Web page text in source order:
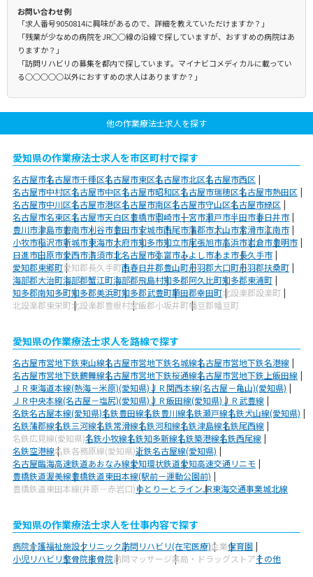
お問い合わせ例
「求人番号9050814に興味があるので、詳細を教えていただけますか？」
「残業が少なめの病院をJR○○線の沿線で探していますが、おすすめの病院はあ
りますか？」
「訪問リハビリの募集を都内で探しています。マイナビコメディカルに載ってい
る○○○○○以外におすすめの求人はありますか？」
他の作業療法士求人を探す
愛知県の作業療法士求人を市区町村で探す
名古屋市名古屋市千種区名古屋市東区名古屋市北区名古屋市西区
名古屋市中村区名古屋市中区名古屋市昭和区名古屋市瑞穂区名古屋市熱田区
名古屋市中川区名古屋市港区名古屋市南区名古屋市守山区名古屋市緑区
名古屋市名東区名古屋市天白区豊橋市岡崎市一宮市瀬戸市半田市春日井市
豊川市津島市碧南市刈谷市豊田市安城市西尾市蒲郡市犬山市常滑市江南市
小牧市稲沢市新城市東海市大府市知多市知立市尾張旭市高浜市岩倉市豊明市
日進市田原市愛西市清須市北名古屋市弥富市みよし市あま市長久手市
愛知郡東郷町愛知郡長久手町西春日井郡豊山町丹羽郡大口町丹羽郡扶桑町
海部郡大治町海部郡蟹江町海部郡飛島村知多郡阿久比町知多郡東浦町
知多郡南知多町知多郡美浜町知多郡武豊町額田郡幸田町北設楽郡設楽町
北設楽郡東栄町北設楽郡豊根村宝飯郡小坂井町幡豆郡幡豆町
愛知県の作業療法士求人を路線で探す
名古屋市営地下鉄東山線名古屋市営地下鉄名城線名古屋市営地下鉄名港線
名古屋市営地下鉄鶴舞線名古屋市営地下鉄桜通線名古屋市営地下鉄上飯田線
ＪＲ東海道本線(熱海－米原)(愛知県)ＪＲ関西本線(名古屋－亀山)(愛知県)
ＪＲ中央本線(名古屋－塩尻)(愛知県)ＪＲ飯田線(愛知県)ＪＲ武豊線
名鉄名古屋本線(愛知県)名鉄豊田線名鉄豊川線名鉄瀬戸線名鉄犬山線(愛知県)
名鉄蒲郡線名鉄三河線名鉄常滑線名鉄河和線名鉄津島線名鉄尾西線
名鉄広見線(愛知県)名鉄小牧線名鉄知多新線名鉄築港線名鉄西尾線
名鉄空港線名鉄各務原線(愛知県)近鉄名古屋線(愛知県)
名古屋臨海高速鉄道あおなみ線愛知環状鉄道愛知高速交通リニモ
豊橋鉄道渥美線豊橋鉄道東田本線(駅前－運動公園前)
豊橋鉄道東田本線(井原－赤岩口)ゆとりーとラインJR東海交通事業城北線
愛知県の作業療法士求人を仕事内容で探す
病院介護福祉施設クリニック訪問リハビリ(在宅医療)企業保育園
小児リハビリ整骨院接骨院訪問マッサージ薬局・ドラッグストアその他